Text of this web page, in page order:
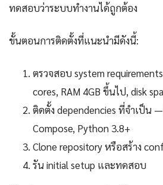
ทดสอบว่าระบบทำงานได้ถูกต้อง
ขั้นตอนการติดตั้งที่แนะนำมีดังนี้:
ตรวจสอบ system
cores, RAM 4GB ขึ้นไป, disk
ติดตั้ง dependencies ที่จำเป็น
Compose, Python 3.8+
Clone repository หรือสร้าง
รัน initial setup และทดสอบ